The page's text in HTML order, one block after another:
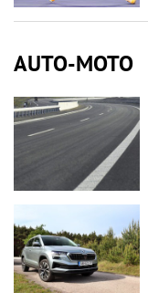
AUTO-MOTO